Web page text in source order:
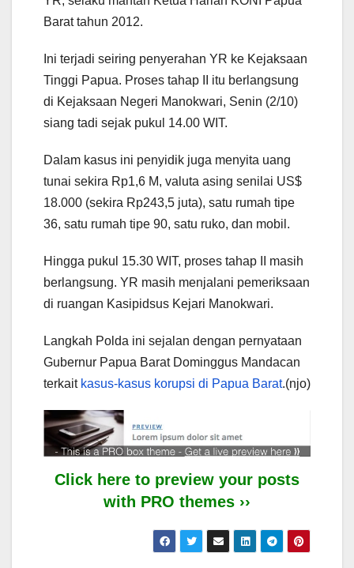
Barat tahun 2012.
Ini terjadi seiring penyerahan YR ke Kejaksaan
Tinggi Papua. Proses tahap II itu berlangsung
di Kejaksaan Negeri Manokwari, Senin (2/10)
siang tadi sejak pukul 14.00 WIT.
Dalam kasus ini penyidik juga menyita uang
tunai sekira Rp1,6 M, valuta asing senilai US$
18.000 (sekira Rp243,5 juta), satu rumah tipe
36, satu rumah tipe 90, satu ruko, dan mobil.
Hingga pukul 15.30 WIT, proses tahap II masih
berlangsung. YR masih menjalani pemeriksaan
di ruangan Kasipidsus Kejari Manokwari.
Langkah Polda ini sejalan dengan pernyataan
Gubernur Papua Barat Dominggus Mandacan
terkait kasus-kasus korupsi di Papua Barat.(njo)
Click here to preview your posts
with PRO themes ››